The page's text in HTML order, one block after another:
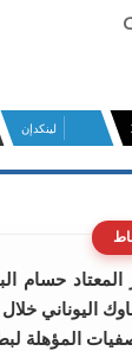
لينكدإن
المعتاد حسام
اليوناني خلال
لبطولة كأس العالم ٢٠٢٢